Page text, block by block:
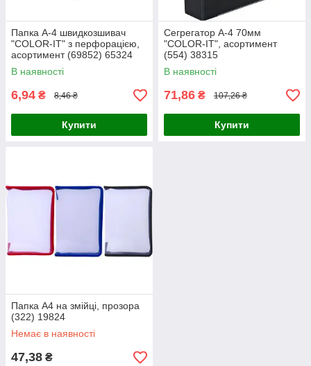
Папка А-4 швидкозшивач
"COLOR-IT" з перфорацією,
асортимент (69852) 65324
В наявності
6,94 ₴ 8,46 ₴
Купити
Сегрегатор А-4 70мм
"COLOR-IT", асортимент
(554) 38315
В наявності
71,86 ₴ 107,26 ₴
Купити
Папка А4 на змійці, прозора
(322) 19824
Немає в наявності
47,38 ₴